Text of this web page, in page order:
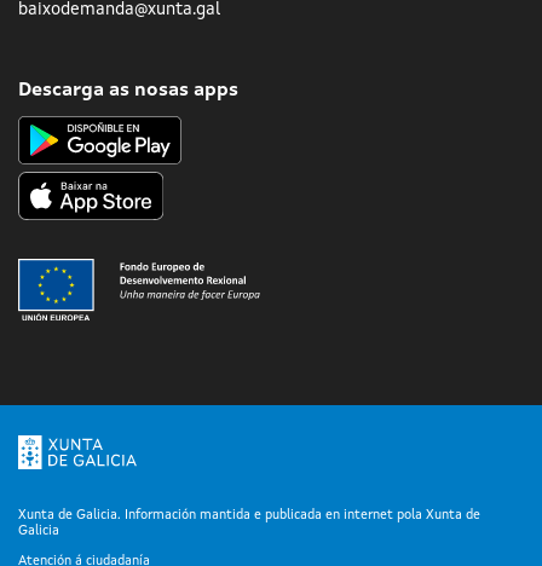
baixodemanda@xunta.gal
Descarga as nosas apps
Xunta de Galicia. Información mantida e publicada en internet pola Xunta de
Galicia
Atención á ciudadanía